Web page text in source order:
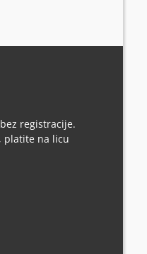
registracije.
platite na licu